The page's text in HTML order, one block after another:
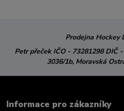
Prodejna Hockey
Petr přeček IČO - 73281298DIČ
3036/1b, Moravská
Informace pro zákazníky